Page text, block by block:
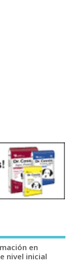
en
nivel inicial